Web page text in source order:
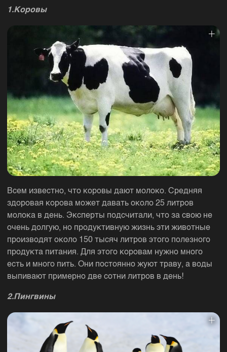
1.Коровы
Всем известно, что коровы дают молоко. Средняя
здоровая корова может давать около 25 литров
молока в день. Эксперты подсчитали, что за свою не
очень долгую, но продуктивную жизнь эти животные
производят около 150 тысяч литров этого полезного
продукта питания. Для этого коровам нужно много
есть и много пить. Они постоянно жуют траву, а воды
выпивают примерно две сотни литров в день!
2.Пингвины